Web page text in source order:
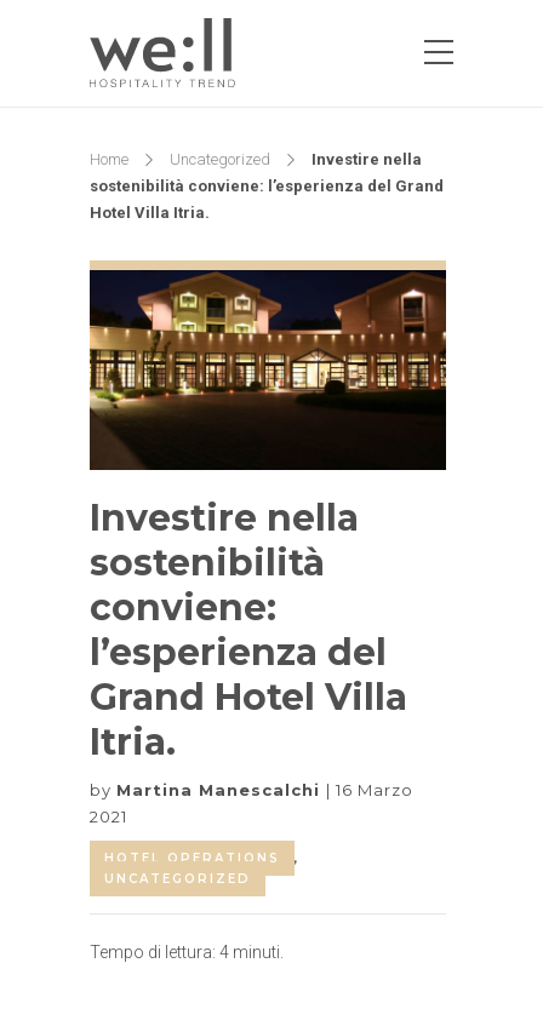
Home Uncategorized
Investire nella
sostenibilità conviene: l’esperienza del Grand
Hotel Villa Itria.
Investire nella
sostenibilità
conviene:
l’esperienza del
Grand Hotel Villa
Itria.
by Martina Manescalchi
16 Marzo
2021
HOTEL OPERATIONS
,
UNCATEGORIZED
Tempo di lettura: 4 minuti.